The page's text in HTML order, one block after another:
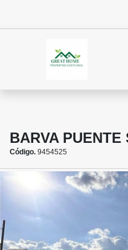
BARVA
Código. 9454525